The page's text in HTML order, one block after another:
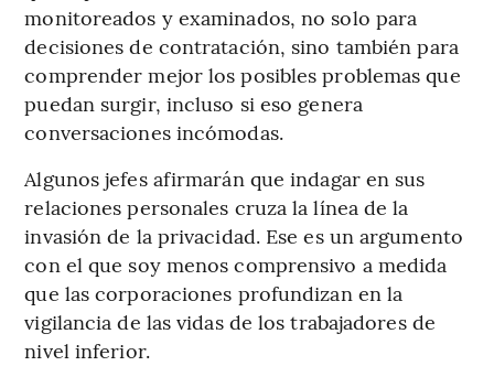
monitoreados y examinados, no solo para
decisiones de contratación, sino también para
comprender mejor los posibles problemas que
puedan surgir, incluso si eso genera
conversaciones incómodas.
Algunos jefes afirmarán que indagar en sus
relaciones personales cruza la línea de la
invasión de la privacidad. Ese es un argumento
con el que soy menos comprensivo a medida
que las corporaciones profundizan en la
vigilancia de las vidas de los trabajadores de
nivel inferior.